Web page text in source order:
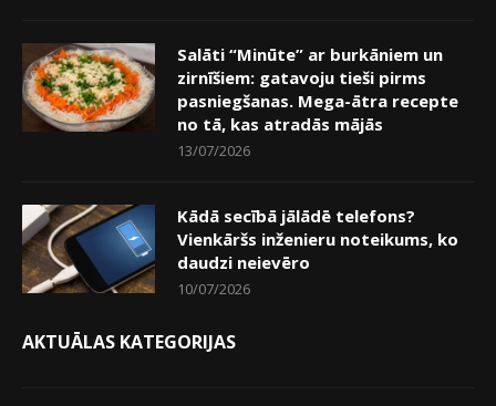
Salāti “Minūte” ar burkāniem un
zirnīšiem: gatavoju tieši pirms
pasniegšanas. Mega-ātra recepte
no tā, kas atradās mājās
13/07/2026
Kādā secībā jālādē telefons?
Vienkāršs inženieru noteikums, ko
daudzi neievēro
10/07/2026
AKTUĀLAS KATEGORIJAS